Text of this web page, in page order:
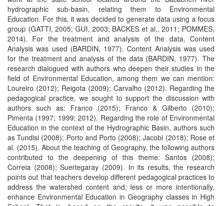
hydrographic sub-basin, relating them to Environmental
Education. For this, it was decided to generate data using a focus
group (GATTI, 2005; GUI, 2003; BACKES et al., 2011; POMMES,
2014). For the treatment and analysis of the data, Content
Analysis was used (BARDIN, 1977). Content Analysis was used
for the treatment and analysis of the data (BARDIN, 1977). The
research dialogued with authors who deepen their studies in the
field of Environmental Education, among them we can mention:
Loureiro (2012); Reigota (2009); Carvalho (2012). Regarding the
pedagogical practice, we sought to support the discussion with
authors such as: Franco (2015); Franco & Gilberto (2010);
Pimenta (1997; 1999; 2012). Regarding the role of Environmental
Education in the context of the Hydrographic Basin, authors such
as Tundisi (2008); Porto and Porto (2008); Jacobi (2018); Rose et
al. (2015). About the teaching of Geography, the following authors
contributed to the deepening of this theme: Santos (2008);
Correia (2008); Suertegaray (2009). In its results, the research
points out that teachers develop different pedagogical practices to
address the watershed content and, less or more intentionally,
enhance Environmental Education in Geography classes in High